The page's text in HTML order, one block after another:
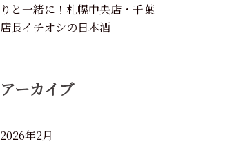
りと一緒に！札幌中央店・千葉
店長イチオシの日本酒
アーカイブ
2026年2月